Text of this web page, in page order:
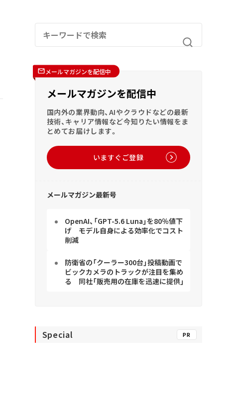
メールマガジンを配信中
メールマガジンを配信中
国内外の業界動向、AIやクラウドなどの最新
技術、キャリア情報など今知りたい情報をま
とめてお届けします。
いますぐご登録
メールマガジン最新号
OpenAI、「GPT-5.6 Luna」を80％値下
げ モデル自身による効率化でコスト
削減
防衛省の「クーラー300台」投稿動画で
ビックカメラのトラックが注目を集め
る 同社「販売用の在庫を迅速に提供」
Special PR